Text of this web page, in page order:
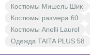
Костюмы Мишель Шик
Костюмы размера 60
Костюмы Anelli Laurel
Одежда TAITA PLUS 58